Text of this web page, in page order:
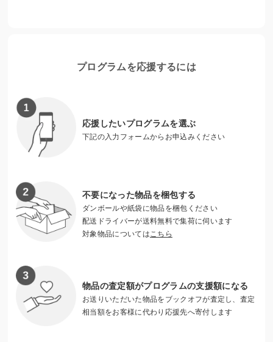
ら午後７時まで「こども食堂」を開催しています。
食事支援・学習支援・居場所提供・パントリーBOX提
プログラムを応援するには
応援したいプログラムを選ぶ
下記の入力フォームからお申込みください
不要になった物品を梱包する
ダンボールや紙袋に物品を梱包ください
配送ドライバーが送料無料で集荷に伺います
対象物品については こちら
物品の査定額がプログラムの支援額になる
お送りいただいた物品をブックオフが査定し、査定
相当額をお客様に代わり応援先へ寄付します